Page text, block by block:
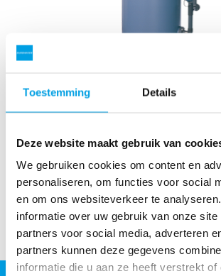
Toestemming Details
Deze website maakt gebruik van
We gebruiken cookies om content en
personaliseren, om functies voor social
en om ons websiteverkeer te
informatie over uw gebruik van onze site
partners voor social media, adverteren
partners kunnen deze gegevens
informatie die u aan ze heeft verstrekt of
Actieve koolfilter
chloor, smaak en geur uit water.
Bekijk meer